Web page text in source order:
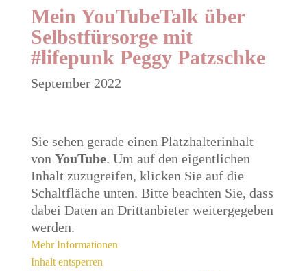
Mein YouTubeTalk über
Selbstfürsorge mit
#lifepunk Peggy Patzschke
September 2022
Sie sehen gerade einen Platzhalterinhalt
von YouTube. Um auf den eigentlichen
Inhalt zuzugreifen, klicken Sie auf die
Schaltfläche unten. Bitte beachten Sie, dass
dabei Daten an Drittanbieter weitergegeben
werden.
Mehr Informationen
Inhalt entsperren